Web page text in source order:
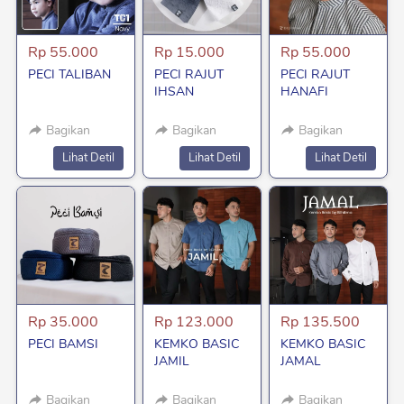
Rp 55.000
PECI TALIBAN
Bagikan
`Lihat Detil
Rp 15.000
PECI RAJUT
IHSAN
Bagikan
`Lihat Detil
Rp 55.000
PECI RAJUT
HANAFI
Bagikan
`Lihat Detil
Rp 35.000
PECI BAMSI
Bagikan
Rp 123.000
KEMKO BASIC
JAMIL
Bagikan
Rp 135.500
KEMKO BASIC
JAMAL
Bagikan